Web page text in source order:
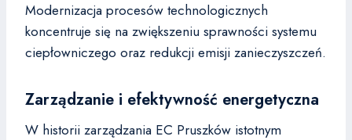
Modernizacja procesów technologicznych
koncentruje się na zwiększeniu sprawności systemu
ciepłowniczego oraz redukcji emisji zanieczyszczeń.
Zarządzanie i efektywność energetyczna
W historii zarządzania EC Pruszków istotnym